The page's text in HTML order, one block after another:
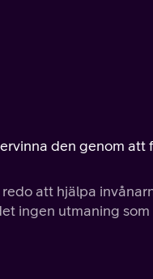
den genom att
att hjälpa
ingen utmaning som